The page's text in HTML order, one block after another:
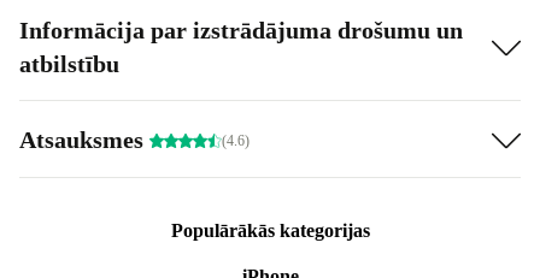
Informācija par izstrādājuma drošumu un
atbilstību
Atsauksmes (4.6)
Populārākās kategorijas